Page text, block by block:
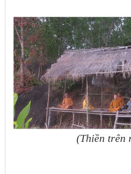
(Thiền trên